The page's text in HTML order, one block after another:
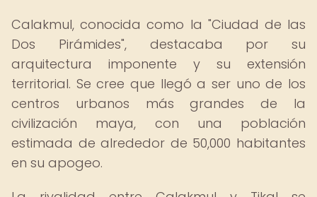
Calakmul, conocida como la "Ciudad de las
Dos Pirámides", destacaba por su
arquitectura imponente y su extensión
territorial. Se cree que llegó a ser uno de los
centros urbanos más grandes de la
civilización maya, con una población
estimada de alrededor de 50,000 habitantes
en su apogeo.